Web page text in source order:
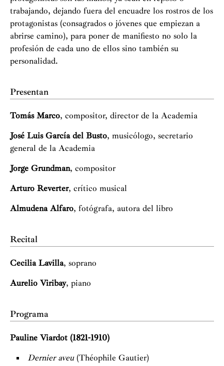
trabajando, dejando fuera del encuadre los rostros de los
protagonistas (consagrados o jóvenes que empiezan a
abrirse camino), para poner de manifiesto no solo la
profesión de cada uno de ellos sino también su
personalidad.
Presentan
Tomás Marco, compositor, director de la Academia
José Luis García del Busto, musicólogo, secretario
general de la Academia
Jorge Grundman, compositor
Arturo Reverter, crítico musical
Almudena Alfaro, fotógrafa, autora del libro
Recital
Cecilia Lavilla, soprano
Aurelio Viribay, piano
Programa
Pauline Viardot (1821-1910)
Dernier aveu (Théophile Gautier)